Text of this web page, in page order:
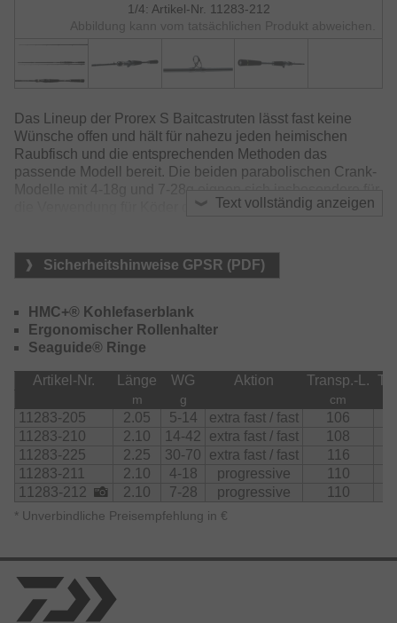
1/4: Artikel-Nr. 11283-212
Abbildung kann vom tatsächlichen Produkt abweichen.
Text vollständig anzeigen
Das Lineup der Prorex S Baitcastruten lässt fast keine
Wünsche offen und hält für nahezu jeden heimischen
Raubfisch und die entsprechenden Methoden das
passende Modell bereit. Die beiden parabolischen Crank-
Modelle mit 4-18g und 7-28g eignen sich insbesondere für
die Verwendung für Köder die extremen Druck im Wasser
Die Prorex S Serie ist mit hochwertigen Seaguide LS
Leistungsverhältnis!
Sicherheitshinweise GPSR (PDF)
HMC+® Kohlefaserblank
Ergonomischer Rollenhalter
Seaguide® Ringe
Artikel-Nr. Länge WG Aktion Transp.-L.
m g cm
11283-205 2.05 5-14 extra fast / fast 106
11283-210
2.10 14-42 extra fast / fast 108
11283-225
2.25 30-70 extra fast / fast 116
11283-211
2.10 4-18 progressive 110
11283-212
2.10 7-28 progressive 110
* Unverbindliche Preisempfehlung in €